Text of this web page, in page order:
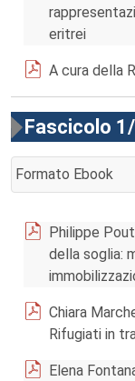
eritrei
A cura della
Fascicolo
Formato Ebook
AGGIUNGI AL
Philippe
della soglia:
Chiara
Rifugiati in
Elena